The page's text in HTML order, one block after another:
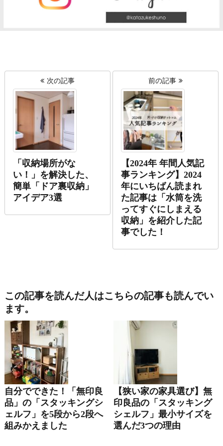
次の記事
「収納場所がな
い！」を解決した、
簡単「ドア裏収納」
アイデア3選
前の記事
【2024年 年間人気記
事ランキング】2024
年にいちばん読まれ
た記事は「水筒を洗
ってすぐにしまえる
収納」を紹介した記
事でした！
この記事を読んだ人はこちらの記事も読んでい
ます。
自分でできた！「無印良
品」の「スタッキングシ
ェルフ」を5段から2段へ
組みかえました
【狭い家の家具選び】無
印良品の「スタッキング
シェルフ」最小サイズを
選んだ3つの理由